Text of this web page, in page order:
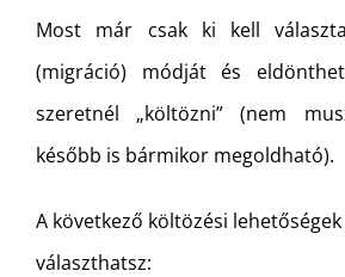
Most már csak ki kell
(migráció) módját és
szeretnél „költözni” (nem
később is bármikor megoldható).
A következő költözési
választhatsz: